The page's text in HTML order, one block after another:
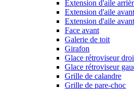
Extension d'aile
Extension d'aile
Extension d'aile
Face avant
Galerie de toit
Girafon
Glace rétroviseur
Glace rétroviseur
Grille de calandre
Grille de pare-choc